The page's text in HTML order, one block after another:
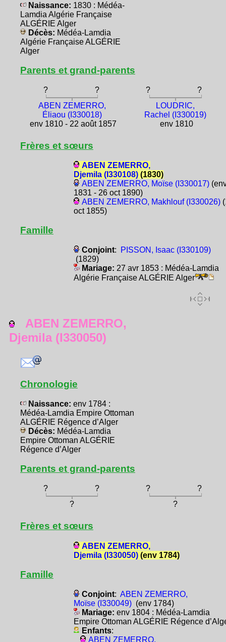
Naissance: 1830 : Médéa-
Lamdia Algérie Française
ALGÉRIE Alger
Décès: Médéa-Lamdia
Algérie Française ALGÉRIE
Alger
Parents et grand-parents
? ? ?
?
ABEN ZEMERRO,
Éliaou (I330018)
env 1810 - 22 août 1857
LOUDRIC,
Rachel (I330019)
env 1810
Frères et sœurs
ABEN ZEMERRO,
Djemila (I330108)(1830)
ABEN ZEMERRO, Moïse (I330017)
1831 - 26 oct 1890)
ABEN ZEMERRO, Makhlouf (I330026)
oct 1855)
Famille
Conjoint:
PISSON, Isaac (I330109)
(1829)
Mariage: 27 avr 1853 : Médéa-Lamdia
Algérie Française ALGÉRIE Alger
ABEN ZEMERRO,
Djemila (I330050)
Chronologie
Naissance: env 1784 :
Médéa-Lamdia Empire Ottoman
ALGÉRIE Régence d’Alger
Décès: Médéa-Lamdia
Empire Ottoman ALGÉRIE
Régence d’Alger
Parents et grand-parents
? ? ?
?
?
?
Frères et sœurs
ABEN ZEMERRO,
Djemila (I330050)(env 1784)
Famille
Conjoint: ABEN ZEMERRO,
Moïse (I330049)(env 1784)
Mariage: env 1804 : Médéa-Lamdia
Empire Ottoman ALGÉRIE Régence
Enfants:
ABEN ZEMERRO,